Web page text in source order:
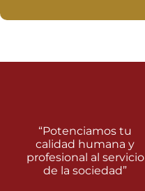
“Potenciamos tu
calidad humana y
profesional al servicio
de la sociedad”